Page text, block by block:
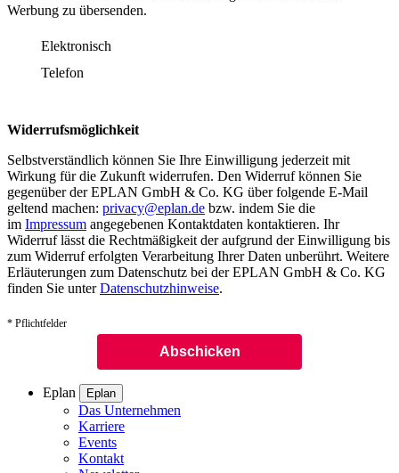
Werbung zu übersenden.
Elektronisch
Telefon
Widerrufsmöglichkeit
Selbstverständlich können Sie Ihre Einwilligung jederzeit mit
Wirkung für die Zukunft widerrufen. Den Widerruf können Sie
gegenüber der EPLAN GmbH & Co. KG über folgende E-Mail
geltend machen: privacy@eplan.de bzw. indem Sie die
im Impressum angegebenen Kontaktdaten kontaktieren. Ihr
Widerruf lässt die Rechtmäßigkeit der aufgrund der Einwilligung bis
zum Widerruf erfolgten Verarbeitung Ihrer Daten unberührt. Weitere
Erläuterungen zum Datenschutz bei der EPLAN GmbH & Co. KG
finden Sie unterDatenschutzhinweise.
* Pflichtfelder
Eplan Eplan
Das Unternehmen
Karriere
Events
Kontakt